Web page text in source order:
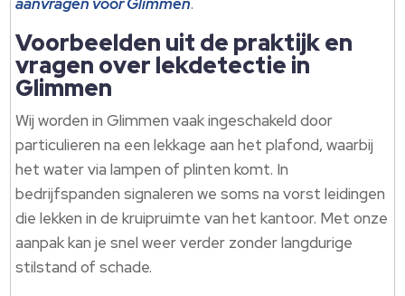
aanvragen voor Glimmen.
Voorbeelden uit de praktijk en
vragen over lekdetectie in
Glimmen
Wij worden in Glimmen vaak ingeschakeld door
particulieren na een lekkage aan het plafond, waarbij
het water via lampen of plinten komt. In
bedrijfspanden signaleren we soms na vorst leidingen
die lekken in de kruipruimte van het kantoor. Met onze
aanpak kan je snel weer verder zonder langdurige
stilstand of schade.